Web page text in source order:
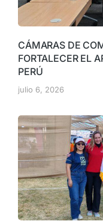
CÁMARAS DE
FORTALECER EL
PERÚ
julio 6, 2026